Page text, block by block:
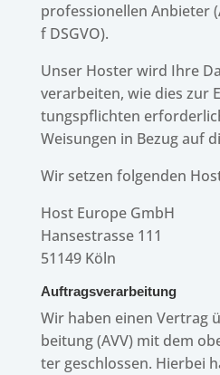
profes­sio­nel­len Anbie­ter
f DSGVO).
Unser Hoster wird Ihre
verar­bei­ten, wie dies zur
tungs­pflich­ten
Weisun­gen in Bezug auf
Wir setzen folgen­den
Host Europe GmbH
Hansestrasse 111
51149 Köln
Auftrags­ver­ar­bei­tung
Wir haben einen Vertrag
bei­tung (AVV) mit dem
ter geschlos­sen. Hier­bei